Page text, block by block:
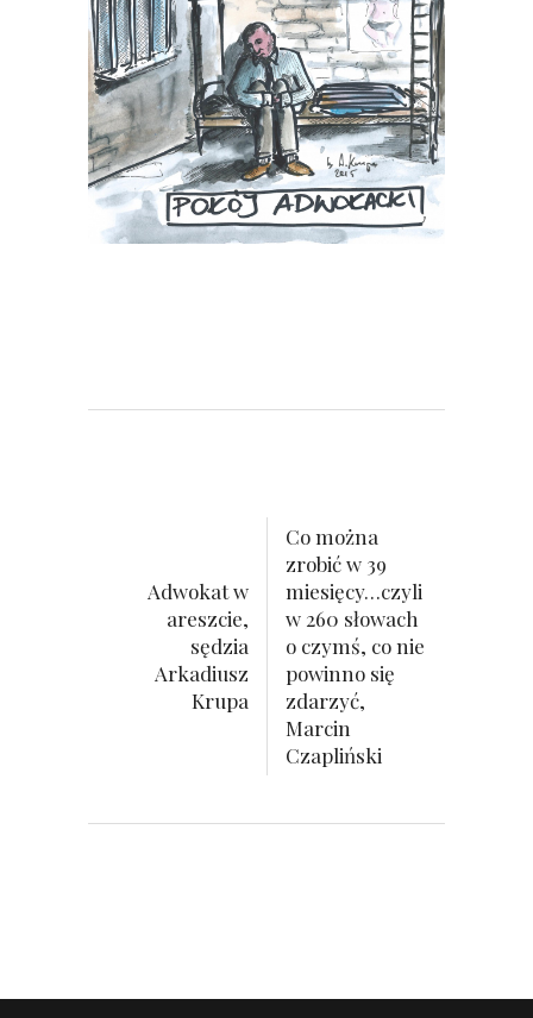
Adwokat w
areszcie,
sędzia
Arkadiusz
Krupa
Co można
zrobić w 39
miesięcy…czyli
w 260 słowach
o czymś, co nie
powinno się
zdarzyć,
Marcin
Czapliński